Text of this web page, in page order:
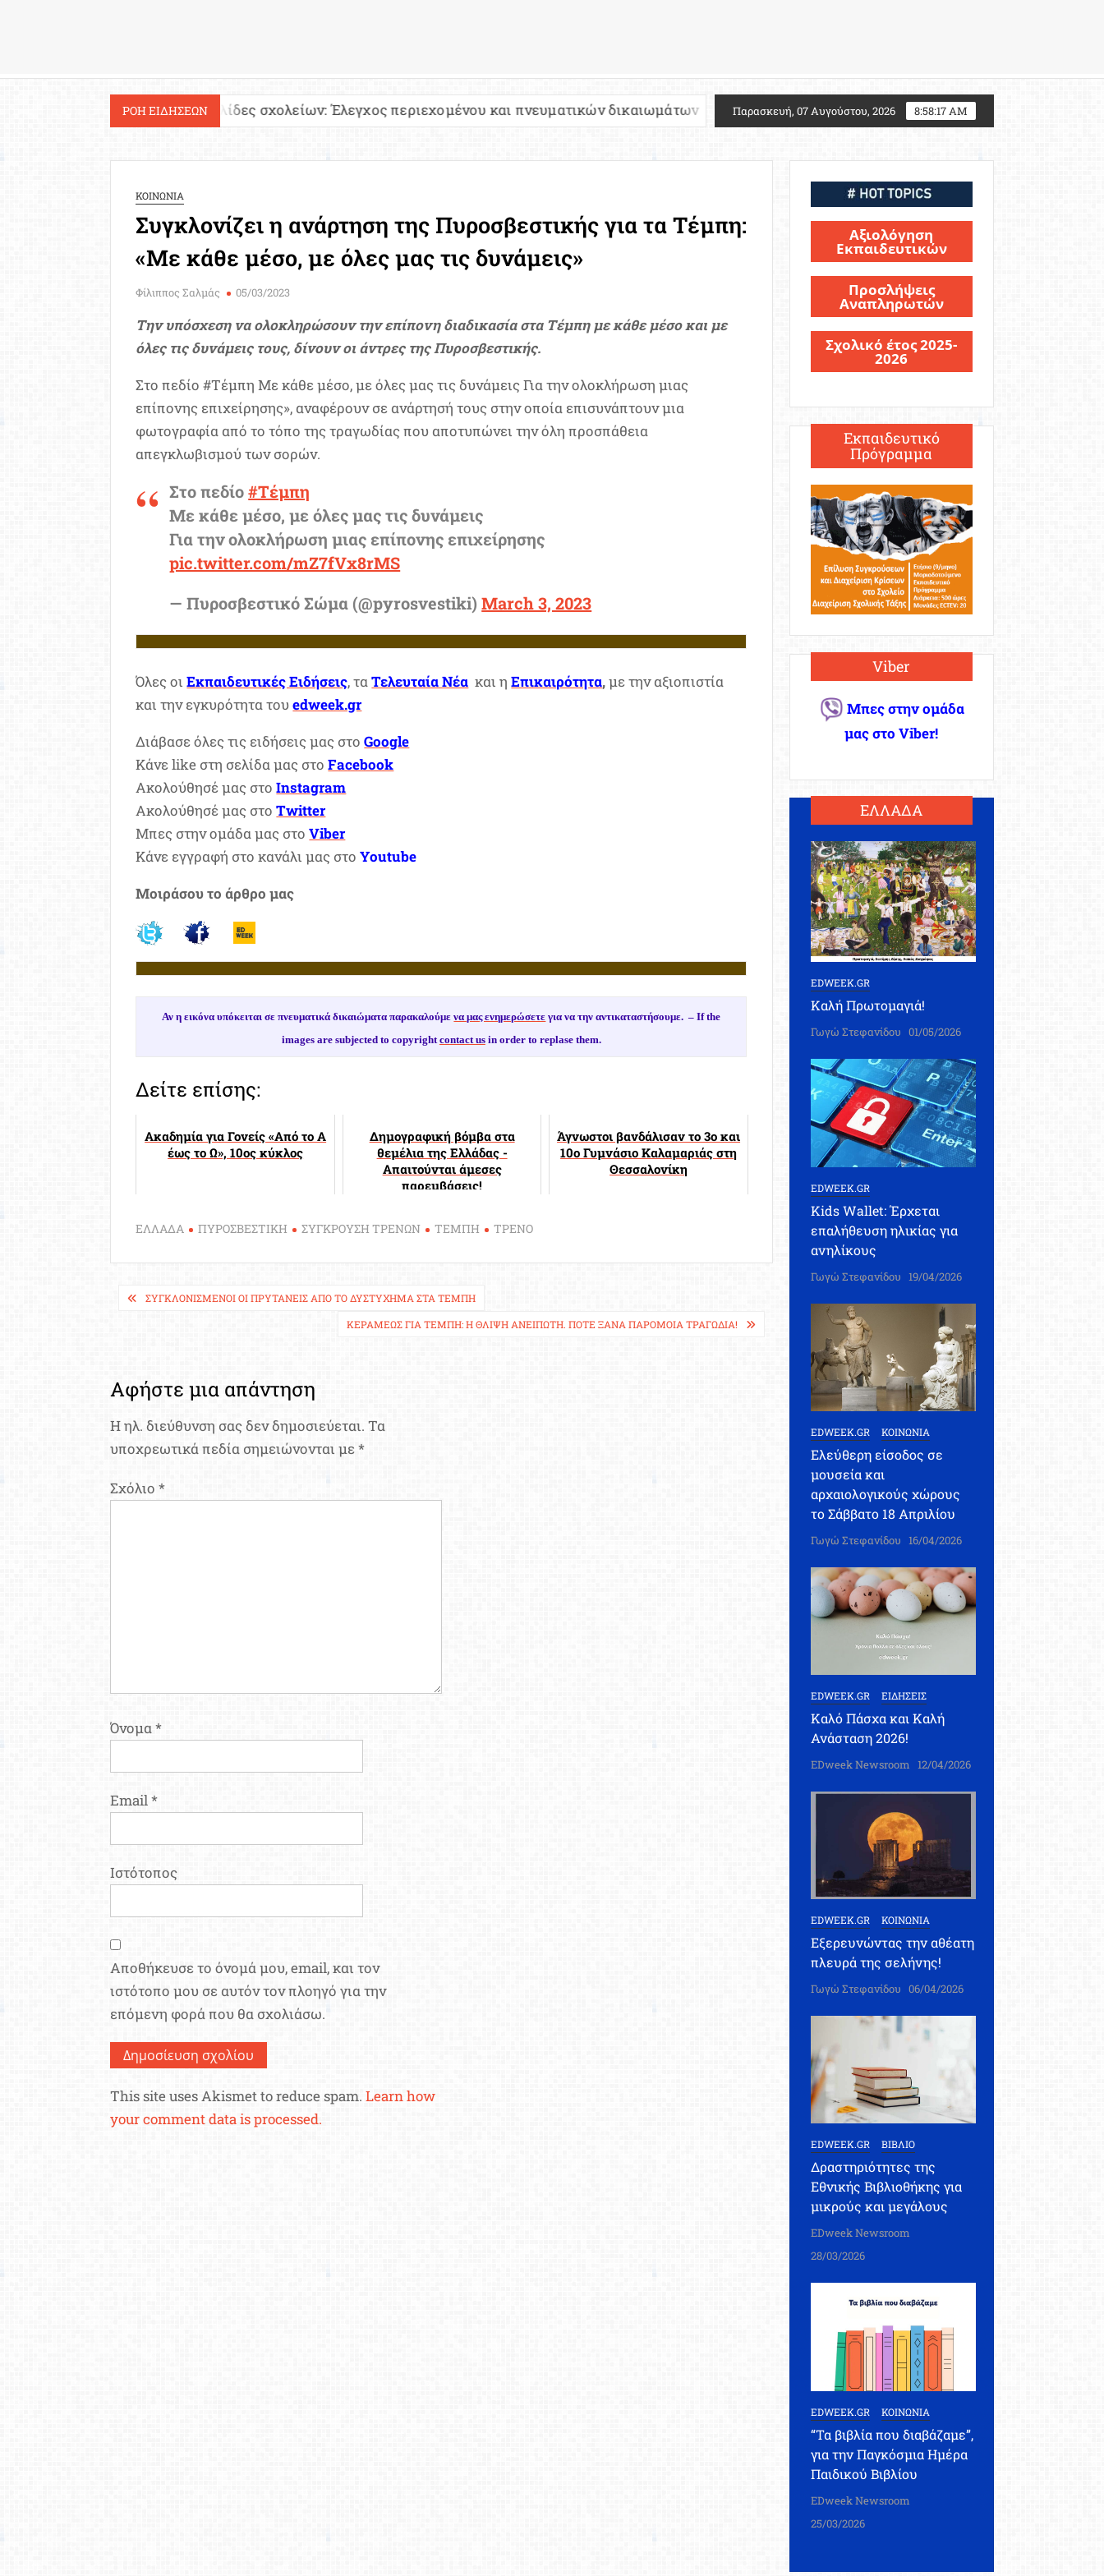
ΡΟΗ ΕΙΔΗΣΕΩΝ
Ιστοσελίδες σχολείων: Έλεγχος περιεχομένου και πνευματικών δικαιωμάτων Πανελλήνιες 2027: Τι αλλάζει για τους υποψηφίους Στρατιωτικών
Παρασκευή, 07 Αυγούστου, 2026 8:58:19 AM
ΚΟΙΝΩΝΙΑ
Συγκλονίζει η ανάρτηση της Πυροσβεστικής για τα Τέμπη:
«Με κάθε μέσο, με όλες μας τις δυνάμεις»
Φίλιππος Σαλμάς 05/03/2023
Την υπόσχεση να ολοκληρώσουν την επίπονη διαδικασία στα Τέμπη με κάθε μέσο και με
όλες τις δυνάμεις τους, δίνουν οι άντρες της Πυροσβεστικής.
Στο πεδίο #Τέμπη Με κάθε μέσο, με όλες μας τις δυνάμεις Για την ολοκλήρωση μιας
επίπονης επιχείρησης», αναφέρουν σε ανάρτησή τους στην οποία επισυνάπτουν μια
φωτογραφία από το τόπο της τραγωδίας που αποτυπώνει την όλη προσπάθεια
απεγκλωβισμού των σορών.
Στο πεδίο#Τέμπη
Με κάθε μέσο, με όλες μας τις δυνάμεις
Για την ολοκλήρωση μιας επίπονης επιχείρησης
pic.twitter.com/mZ7fVx8rMS
— Πυροσβεστικό Σώμα (@pyrosvestiki)March 3, 2023
Όλες οιΕκπαιδευτικές Ειδήσεις, ταΤελευταία Νέα και ηΕπικαιρότητα,με την αξιοπιστία
και την εγκυρότητα τουedweek.gr
Διάβασε όλες τις ειδήσεις μας στοGoogle
Κάνε like στη σελίδα μας στοFacebook
Ακολούθησέ μας στοInstagram
Ακολούθησέ μας στοTwitter
Μπες στην ομάδα μας στοViber
Κάνε εγγραφή στο κανάλι μας στοYoutube
Μοιράσου το άρθρο μας
Αν η εικόνα υπόκειται σε πνευματικά δικαιώματα παρακαλούμενα μας ενημερώσετε για να την αντικαταστήσουμε. –If the
images are subjected to copyrightcontact usin order to replase them.
Δείτε επίσης:
Ακαδημία για Γονείς «Από το Α
έως το Ω», 10ος κύκλος
Δημογραφική βόμβα στα
θεμέλια της Ελλάδας -
Απαιτούνται άμεσες
παρεμβάσεις!
Άγνωστοι βανδάλισαν το 3ο και
10ο Γυμνάσιο Καλαμαριάς στη
Θεσσαλονίκη
ΕΛΛΑΔΑ ΠΥΡΟΣΒΕΣΤΙΚΗ ΣΥΓΚΡΟΥΣΗ ΤΡΕΝΩΝ ΤΕΜΠΗ ΤΡΕΝΟ
Πλοήγηση
ΣΥΓΚΛΟΝΙΣΜΈΝΟΙ ΟΙ ΠΡΥΤΆΝΕΙΣ ΑΠΌ ΤΟ ΔΥΣΤΎΧΗΜΑ ΣΤΑ ΤΈΜΠΗ
ΚΕΡΑΜΈΩΣ ΓΙΑ ΤΈΜΠΗ: Η ΘΛΊΨΗ ΑΝΕΊΠΩΤΗ. ΠΟΤΈ ΞΑΝΆ ΠΑΡΌΜΟΙΑ ΤΡΑΓΩΔΊΑ!
Αφήστε μια απάντηση
Η ηλ. διεύθυνση σας δεν δημοσιεύεται. Τα
υποχρεωτικά πεδία σημειώνονται με*
Σχόλιο*
Όνομα*
Email*
Ιστότοπος
Αποθήκευσε το όνομά μου, email, και τον
ιστότοπο μου σε αυτόν τον πλοηγό για την
επόμενη φορά που θα σχολιάσω.
This site uses Akismet to reduce spam.Learn how
your comment data is processed.
Αξιολόγηση
Εκπαιδευτικών
Προσλήψεις
Αναπληρωτών
Σχολικό έτος 2025-
2026
Εκπαιδευτικό
Πρόγραμμα
Viber
Μπες στην ομάδα
μας στο Viber!
ΕΛΛΑΔΑ
EDWEEK.GR
Καλή Πρωτομαγιά!
Γωγώ Στεφανίδου 01/05/2026
EDWEEK.GR
Kids Wallet: Έρχεται
επαλήθευση ηλικίας για
ανηλίκους
Γωγώ Στεφανίδου 19/04/2026
EDWEEK.GR ΚΟΙΝΩΝΙΑ
Ελεύθερη είσοδος σε
μουσεία και
αρχαιολογικούς χώρους
το Σάββατο 18 Απριλίου
Γωγώ Στεφανίδου 16/04/2026
EDWEEK.GR ΕΙΔΗΣΕΙΣ
Καλό Πάσχα και Καλή
Ανάσταση 2026!
EDweek Newsroom 12/04/2026
EDWEEK.GR ΚΟΙΝΩΝΙΑ
Εξερευνώντας την αθέατη
πλευρά της σελήνης!
Γωγώ Στεφανίδου 06/04/2026
EDWEEK.GR ΒΙΒΛΙΟ
Δραστηριότητες της
Εθνικής Βιβλιοθήκης για
μικρούς και μεγάλους
EDweek Newsroom
28/03/2026
EDWEEK.GR ΚΟΙΝΩΝΙΑ
“Τα βιβλία που διαβάζαμε”,
για την Παγκόσμια Ημέρα
Παιδικού Βιβλίου
EDweek Newsroom
25/03/2026